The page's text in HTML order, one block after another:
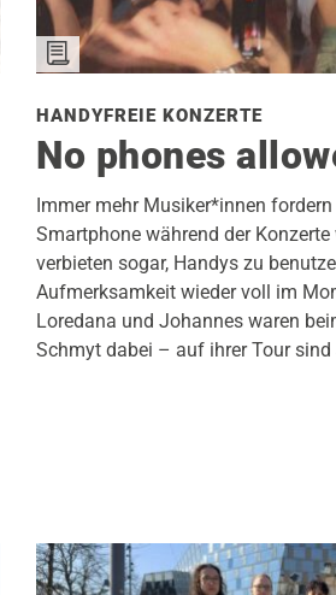
HANDYFREIE KONZERTE
No phones
Immer mehr Musiker*innen
Smartphone während der
verbieten sogar, Handys zu
Aufmerksamkeit wieder voll im
Loredana und Johannes waren
Schmyt dabei – auf ihrer Tour